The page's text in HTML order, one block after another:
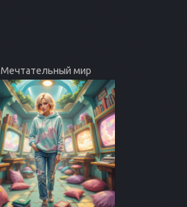
Мечтательный мир